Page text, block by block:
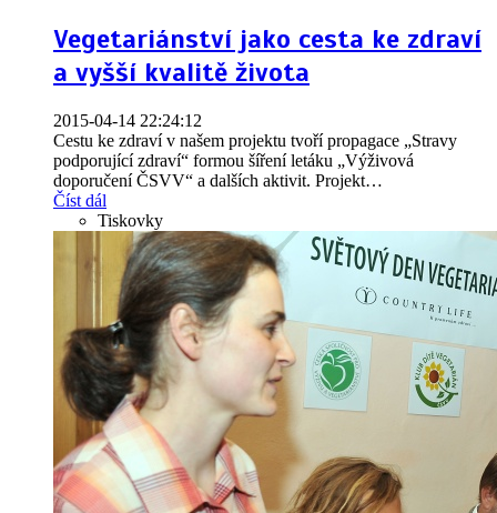
Vegetariánství jako cesta ke zdraví
a vyšší kvalitě života
2015-04-14 22:24:12
Cestu ke zdraví v našem projektu tvoří propagace „Stravy
podporující zdraví“ formou šíření letáku „Výživová
doporučení ČSVV“ a dalších aktivit. Projekt…
Číst dál
Tiskovky